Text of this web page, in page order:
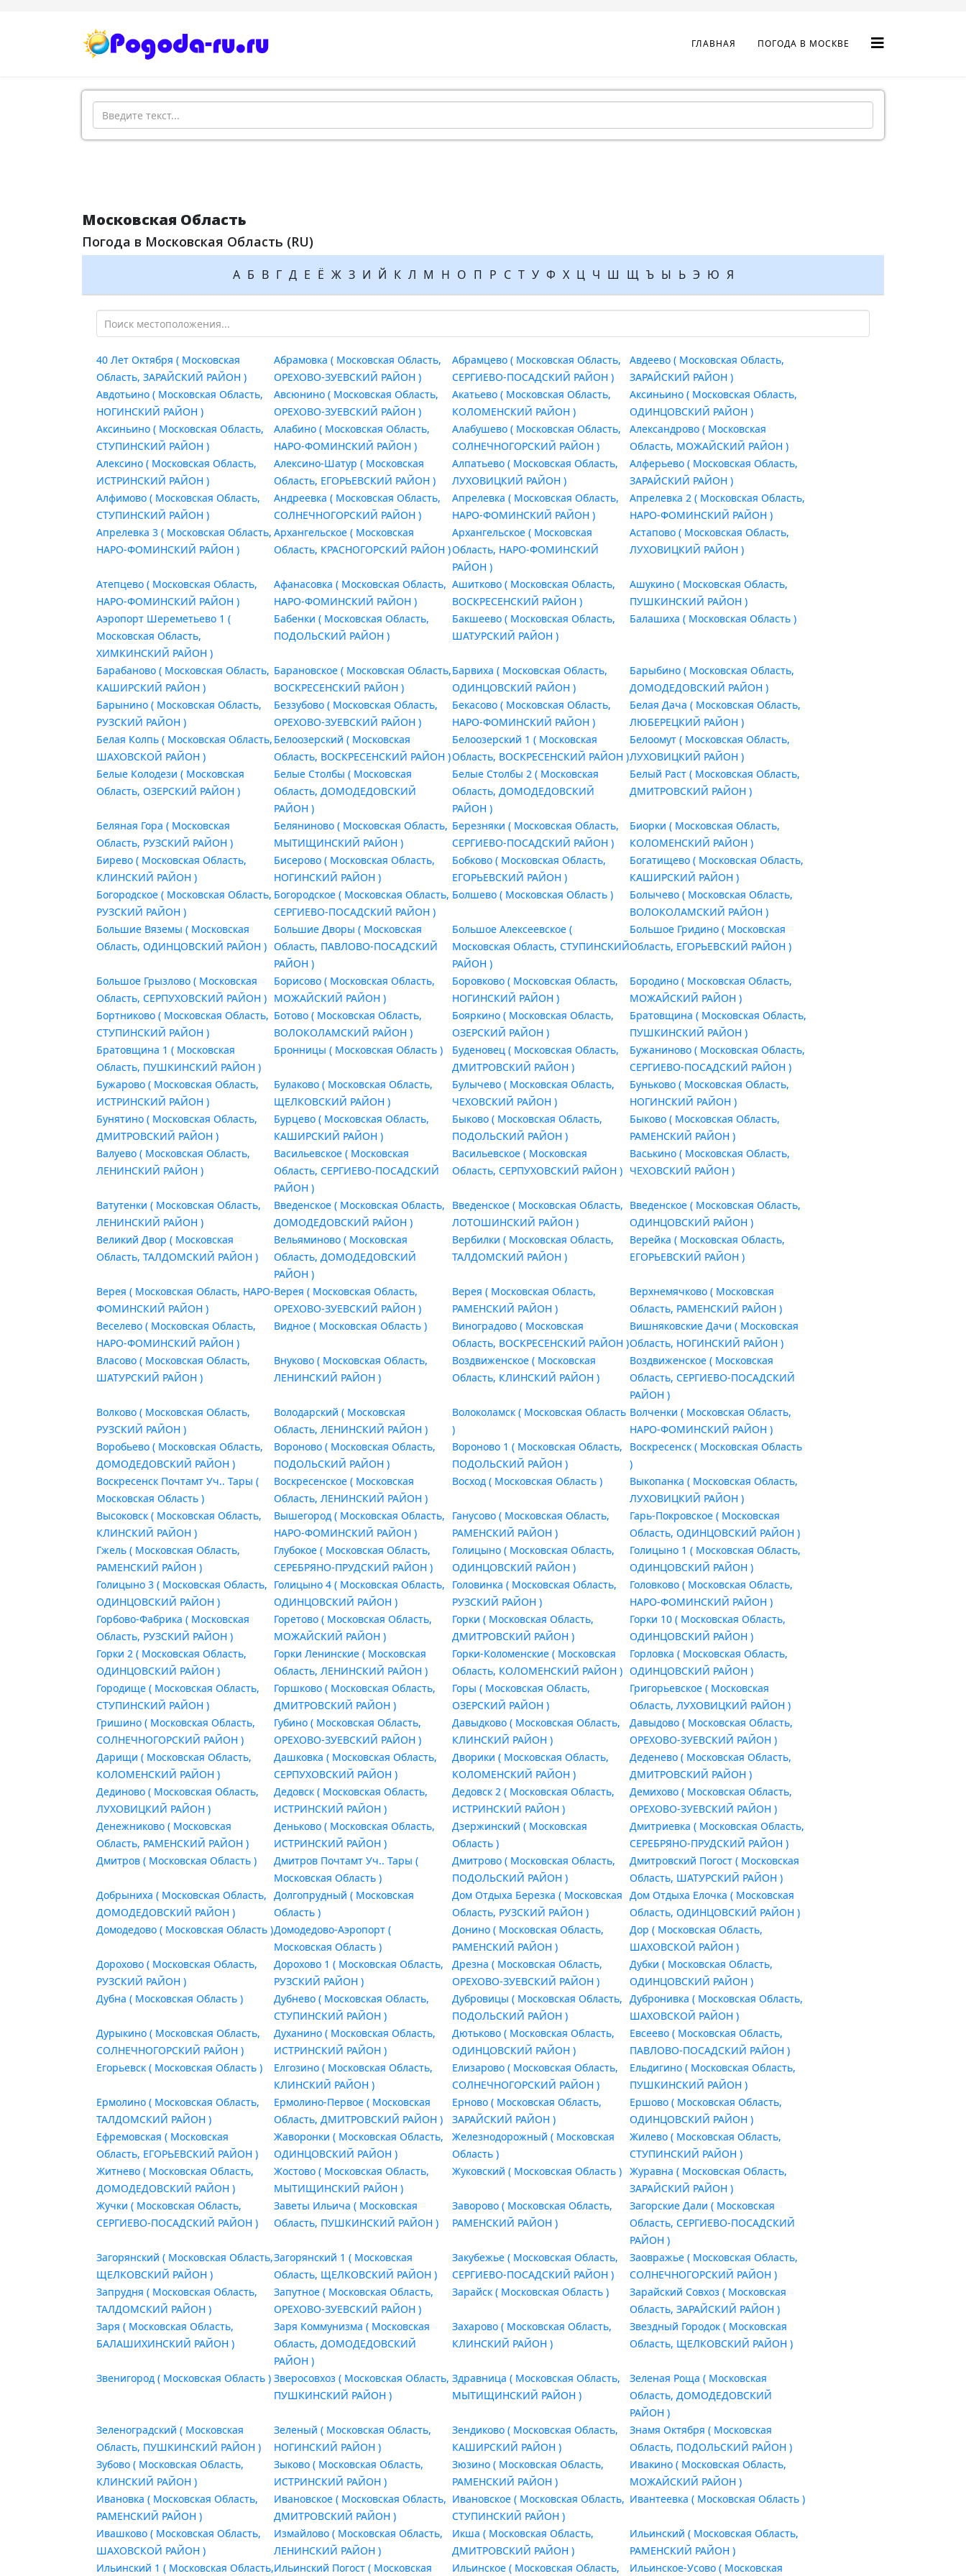
ГЛАВНАЯ ПОГОДА В МОСКВЕ
Поиск
Московская Область
Погода в Московская Область (RU)
А Б В Г Д Е Ё Ж З И Й К Л М Н О П Р С Т У Ф Х Ц Ч Ш Щ Ъ Ы Ь Э Ю Я
40 Лет Октября ( Московская
Область, ЗАРАЙСКИЙ РАЙОН )
Абрамовка ( Московская Область,
ОРЕХОВО-ЗУЕВСКИЙ РАЙОН )
Абрамцево ( Московская Область,
СЕРГИЕВО-ПОСАДСКИЙ РАЙОН )
Авдеево ( Московская Область,
ЗАРАЙСКИЙ РАЙОН )
Авдотьино ( Московская Область,
НОГИНСКИЙ РАЙОН )
Авсюнино ( Московская Область,
ОРЕХОВО-ЗУЕВСКИЙ РАЙОН )
Акатьево ( Московская Область,
КОЛОМЕНСКИЙ РАЙОН )
Аксиньино ( Московская Область,
ОДИНЦОВСКИЙ РАЙОН )
Аксиньино ( Московская Область,
СТУПИНСКИЙ РАЙОН )
Алабино ( Московская Область,
НАРО-ФОМИНСКИЙ РАЙОН )
Алабушево ( Московская Область,
СОЛНЕЧНОГОРСКИЙ РАЙОН )
Александрово ( Московская
Область, МОЖАЙСКИЙ РАЙОН )
Алексино ( Московская Область,
ИСТРИНСКИЙ РАЙОН )
Алексино-Шатур ( Московская
Область, ЕГОРЬЕВСКИЙ РАЙОН )
Алпатьево ( Московская Область,
ЛУХОВИЦКИЙ РАЙОН )
Алферьево ( Московская Область,
ЗАРАЙСКИЙ РАЙОН )
Алфимово ( Московская Область,
СТУПИНСКИЙ РАЙОН )
Андреевка ( Московская Область,
СОЛНЕЧНОГОРСКИЙ РАЙОН )
Апрелевка ( Московская Область,
НАРО-ФОМИНСКИЙ РАЙОН )
Апрелевка 2 ( Московская Область,
НАРО-ФОМИНСКИЙ РАЙОН )
Апрелевка 3 ( Московская Область,
НАРО-ФОМИНСКИЙ РАЙОН )
Архангельское ( Московская
Область, КРАСНОГОРСКИЙ РАЙОН )
Архангельское ( Московская
Область, НАРО-ФОМИНСКИЙ
РАЙОН )
Астапово ( Московская Область,
ЛУХОВИЦКИЙ РАЙОН )
Атепцево ( Московская Область,
НАРО-ФОМИНСКИЙ РАЙОН )
Афанасовка ( Московская Область,
НАРО-ФОМИНСКИЙ РАЙОН )
Ашитково ( Московская Область,
ВОСКРЕСЕНСКИЙ РАЙОН )
Ашукино ( Московская Область,
ПУШКИНСКИЙ РАЙОН )
Аэропорт Шереметьево 1 (
Московская Область,
ХИМКИНСКИЙ РАЙОН )
Бабенки ( Московская Область,
ПОДОЛЬСКИЙ РАЙОН )
Бакшеево ( Московская Область,
ШАТУРСКИЙ РАЙОН )
Балашиха ( Московская Область )
Барабаново ( Московская Область,
КАШИРСКИЙ РАЙОН )
Барановское ( Московская Область,
ВОСКРЕСЕНСКИЙ РАЙОН )
Барвиха ( Московская Область,
ОДИНЦОВСКИЙ РАЙОН )
Барыбино ( Московская Область,
ДОМОДЕДОВСКИЙ РАЙОН )
Барынино ( Московская Область,
РУЗСКИЙ РАЙОН )
Беззубово ( Московская Область,
ОРЕХОВО-ЗУЕВСКИЙ РАЙОН )
Бекасово ( Московская Область,
НАРО-ФОМИНСКИЙ РАЙОН )
Белая Дача ( Московская Область,
ЛЮБЕРЕЦКИЙ РАЙОН )
Белая Колпь ( Московская Область,
ШАХОВСКОЙ РАЙОН )
Белоозерский ( Московская
Область, ВОСКРЕСЕНСКИЙ РАЙОН )
Белоозерский 1 ( Московская
Область, ВОСКРЕСЕНСКИЙ РАЙОН )
Белоомут ( Московская Область,
ЛУХОВИЦКИЙ РАЙОН )
Белые Колодези ( Московская
Область, ОЗЕРСКИЙ РАЙОН )
Белые Столбы ( Московская
Область, ДОМОДЕДОВСКИЙ
РАЙОН )
Белые Столбы 2 ( Московская
Область, ДОМОДЕДОВСКИЙ
РАЙОН )
Белый Раст ( Московская Область,
ДМИТРОВСКИЙ РАЙОН )
Беляная Гора ( Московская
Область, РУЗСКИЙ РАЙОН )
Беляниново ( Московская Область,
МЫТИЩИНСКИЙ РАЙОН )
Березняки ( Московская Область,
СЕРГИЕВО-ПОСАДСКИЙ РАЙОН )
Биорки ( Московская Область,
КОЛОМЕНСКИЙ РАЙОН )
Бирево ( Московская Область,
КЛИНСКИЙ РАЙОН )
Бисерово ( Московская Область,
НОГИНСКИЙ РАЙОН )
Бобково ( Московская Область,
ЕГОРЬЕВСКИЙ РАЙОН )
Богатищево ( Московская Область,
КАШИРСКИЙ РАЙОН )
Богородское ( Московская Область,
РУЗСКИЙ РАЙОН )
Богородское ( Московская Область,
СЕРГИЕВО-ПОСАДСКИЙ РАЙОН )
Болшево ( Московская Область )
Болычево ( Московская Область,
ВОЛОКОЛАМСКИЙ РАЙОН )
Большие Вяземы ( Московская
Область, ОДИНЦОВСКИЙ РАЙОН )
Большие Дворы ( Московская
Область, ПАВЛОВО-ПОСАДСКИЙ
РАЙОН )
Большое Алексеевское (
Московская Область, СТУПИНСКИЙ
РАЙОН )
Большое Гридино ( Московская
Область, ЕГОРЬЕВСКИЙ РАЙОН )
Большое Грызлово ( Московская
Область, СЕРПУХОВСКИЙ РАЙОН )
Борисово ( Московская Область,
МОЖАЙСКИЙ РАЙОН )
Боровково ( Московская Область,
НОГИНСКИЙ РАЙОН )
Бородино ( Московская Область,
МОЖАЙСКИЙ РАЙОН )
Бортниково ( Московская Область,
СТУПИНСКИЙ РАЙОН )
Ботово ( Московская Область,
ВОЛОКОЛАМСКИЙ РАЙОН )
Бояркино ( Московская Область,
ОЗЕРСКИЙ РАЙОН )
Братовщина ( Московская Область,
ПУШКИНСКИЙ РАЙОН )
Братовщина 1 ( Московская
Область, ПУШКИНСКИЙ РАЙОН )
Бронницы ( Московская Область )
Буденовец ( Московская Область,
ДМИТРОВСКИЙ РАЙОН )
Бужаниново ( Московская Область,
СЕРГИЕВО-ПОСАДСКИЙ РАЙОН )
Бужарово ( Московская Область,
ИСТРИНСКИЙ РАЙОН )
Булаково ( Московская Область,
ЩЕЛКОВСКИЙ РАЙОН )
Булычево ( Московская Область,
ЧЕХОВСКИЙ РАЙОН )
Буньково ( Московская Область,
НОГИНСКИЙ РАЙОН )
Бунятино ( Московская Область,
ДМИТРОВСКИЙ РАЙОН )
Бурцево ( Московская Область,
КАШИРСКИЙ РАЙОН )
Быково ( Московская Область,
ПОДОЛЬСКИЙ РАЙОН )
Быково ( Московская Область,
РАМЕНСКИЙ РАЙОН )
Валуево ( Московская Область,
ЛЕНИНСКИЙ РАЙОН )
Васильевское ( Московская
Область, СЕРГИЕВО-ПОСАДСКИЙ
РАЙОН )
Васильевское ( Московская
Область, СЕРПУХОВСКИЙ РАЙОН )
Васькино ( Московская Область,
ЧЕХОВСКИЙ РАЙОН )
Ватутенки ( Московская Область,
ЛЕНИНСКИЙ РАЙОН )
Введенское ( Московская Область,
ДОМОДЕДОВСКИЙ РАЙОН )
Введенское ( Московская Область,
ЛОТОШИНСКИЙ РАЙОН )
Введенское ( Московская Область,
ОДИНЦОВСКИЙ РАЙОН )
Великий Двор ( Московская
Область, ТАЛДОМСКИЙ РАЙОН )
Вельяминово ( Московская
Область, ДОМОДЕДОВСКИЙ
РАЙОН )
Вербилки ( Московская Область,
ТАЛДОМСКИЙ РАЙОН )
Верейка ( Московская Область,
ЕГОРЬЕВСКИЙ РАЙОН )
Верея ( Московская Область, НАРО-
ФОМИНСКИЙ РАЙОН )
Верея ( Московская Область,
ОРЕХОВО-ЗУЕВСКИЙ РАЙОН )
Верея ( Московская Область,
РАМЕНСКИЙ РАЙОН )
Верхнемячково ( Московская
Область, РАМЕНСКИЙ РАЙОН )
Веселево ( Московская Область,
НАРО-ФОМИНСКИЙ РАЙОН )
Видное ( Московская Область )
Виноградово ( Московская
Область, ВОСКРЕСЕНСКИЙ РАЙОН )
Вишняковские Дачи ( Московская
Область, НОГИНСКИЙ РАЙОН )
Власово ( Московская Область,
ШАТУРСКИЙ РАЙОН )
Внуково ( Московская Область,
ЛЕНИНСКИЙ РАЙОН )
Воздвиженское ( Московская
Область, КЛИНСКИЙ РАЙОН )
Воздвиженское ( Московская
Область, СЕРГИЕВО-ПОСАДСКИЙ
РАЙОН )
Волково ( Московская Область,
РУЗСКИЙ РАЙОН )
Володарский ( Московская
Область, ЛЕНИНСКИЙ РАЙОН )
Волоколамск ( Московская Область
)
Волченки ( Московская Область,
НАРО-ФОМИНСКИЙ РАЙОН )
Воробьево ( Московская Область,
ДОМОДЕДОВСКИЙ РАЙОН )
Вороново ( Московская Область,
ПОДОЛЬСКИЙ РАЙОН )
Вороново 1 ( Московская Область,
ПОДОЛЬСКИЙ РАЙОН )
Воскресенск ( Московская Область
)
Воскресенск Почтамт Уч.. Тары (
Московская Область )
Воскресенское ( Московская
Область, ЛЕНИНСКИЙ РАЙОН )
Восход ( Московская Область )
Выкопанка ( Московская Область,
ЛУХОВИЦКИЙ РАЙОН )
Высоковск ( Московская Область,
КЛИНСКИЙ РАЙОН )
Вышегород ( Московская Область,
НАРО-ФОМИНСКИЙ РАЙОН )
Ганусово ( Московская Область,
РАМЕНСКИЙ РАЙОН )
Гарь-Покровское ( Московская
Область, ОДИНЦОВСКИЙ РАЙОН )
Гжель ( Московская Область,
РАМЕНСКИЙ РАЙОН )
Глубокое ( Московская Область,
СЕРЕБРЯНО-ПРУДСКИЙ РАЙОН )
Голицыно ( Московская Область,
ОДИНЦОВСКИЙ РАЙОН )
Голицыно 1 ( Московская Область,
ОДИНЦОВСКИЙ РАЙОН )
Голицыно 3 ( Московская Область,
ОДИНЦОВСКИЙ РАЙОН )
Голицыно 4 ( Московская Область,
ОДИНЦОВСКИЙ РАЙОН )
Головинка ( Московская Область,
РУЗСКИЙ РАЙОН )
Головково ( Московская Область,
НАРО-ФОМИНСКИЙ РАЙОН )
Горбово-Фабрика ( Московская
Область, РУЗСКИЙ РАЙОН )
Горетово ( Московская Область,
МОЖАЙСКИЙ РАЙОН )
Горки ( Московская Область,
ДМИТРОВСКИЙ РАЙОН )
Горки 10 ( Московская Область,
ОДИНЦОВСКИЙ РАЙОН )
Горки 2 ( Московская Область,
ОДИНЦОВСКИЙ РАЙОН )
Горки Ленинские ( Московская
Область, ЛЕНИНСКИЙ РАЙОН )
Горки-Коломенские ( Московская
Область, КОЛОМЕНСКИЙ РАЙОН )
Горловка ( Московская Область,
ОДИНЦОВСКИЙ РАЙОН )
Городище ( Московская Область,
СТУПИНСКИЙ РАЙОН )
Горшково ( Московская Область,
ДМИТРОВСКИЙ РАЙОН )
Горы ( Московская Область,
ОЗЕРСКИЙ РАЙОН )
Григорьевское ( Московская
Область, ЛУХОВИЦКИЙ РАЙОН )
Гришино ( Московская Область,
СОЛНЕЧНОГОРСКИЙ РАЙОН )
Губино ( Московская Область,
ОРЕХОВО-ЗУЕВСКИЙ РАЙОН )
Давыдково ( Московская Область,
КЛИНСКИЙ РАЙОН )
Давыдово ( Московская Область,
ОРЕХОВО-ЗУЕВСКИЙ РАЙОН )
Дарищи ( Московская Область,
КОЛОМЕНСКИЙ РАЙОН )
Дашковка ( Московская Область,
СЕРПУХОВСКИЙ РАЙОН )
Дворики ( Московская Область,
КОЛОМЕНСКИЙ РАЙОН )
Деденево ( Московская Область,
ДМИТРОВСКИЙ РАЙОН )
Дединово ( Московская Область,
ЛУХОВИЦКИЙ РАЙОН )
Дедовск ( Московская Область,
ИСТРИНСКИЙ РАЙОН )
Дедовск 2 ( Московская Область,
ИСТРИНСКИЙ РАЙОН )
Демихово ( Московская Область,
ОРЕХОВО-ЗУЕВСКИЙ РАЙОН )
Денежниково ( Московская
Область, РАМЕНСКИЙ РАЙОН )
Деньково ( Московская Область,
ИСТРИНСКИЙ РАЙОН )
Дзержинский ( Московская
Область )
Дмитриевка ( Московская Область,
СЕРЕБРЯНО-ПРУДСКИЙ РАЙОН )
Дмитров ( Московская Область )
Дмитров Почтамт Уч.. Тары (
Московская Область )
Дмитрово ( Московская Область,
ПОДОЛЬСКИЙ РАЙОН )
Дмитровский Погост ( Московская
Область, ШАТУРСКИЙ РАЙОН )
Добрыниха ( Московская Область,
ДОМОДЕДОВСКИЙ РАЙОН )
Долгопрудный ( Московская
Область )
Дом Отдыха Березка ( Московская
Область, РУЗСКИЙ РАЙОН )
Дом Отдыха Елочка ( Московская
Область, ОДИНЦОВСКИЙ РАЙОН )
Домодедово ( Московская Область )Домодедово-Аэропорт (
Московская Область )
Донино ( Московская Область,
РАМЕНСКИЙ РАЙОН )
Дор ( Московская Область,
ШАХОВСКОЙ РАЙОН )
Дорохово ( Московская Область,
РУЗСКИЙ РАЙОН )
Дорохово 1 ( Московская Область,
РУЗСКИЙ РАЙОН )
Дрезна ( Московская Область,
ОРЕХОВО-ЗУЕВСКИЙ РАЙОН )
Дубки ( Московская Область,
ОДИНЦОВСКИЙ РАЙОН )
Дубна ( Московская Область )
Дубнево ( Московская Область,
СТУПИНСКИЙ РАЙОН )
Дубровицы ( Московская Область,
ПОДОЛЬСКИЙ РАЙОН )
Дубронивка ( Московская Область,
ШАХОВСКОЙ РАЙОН )
Дурыкино ( Московская Область,
СОЛНЕЧНОГОРСКИЙ РАЙОН )
Духанино ( Московская Область,
ИСТРИНСКИЙ РАЙОН )
Дютьково ( Московская Область,
ОДИНЦОВСКИЙ РАЙОН )
Евсеево ( Московская Область,
ПАВЛОВО-ПОСАДСКИЙ РАЙОН )
Егорьевск ( Московская Область )
Елгозино ( Московская Область,
КЛИНСКИЙ РАЙОН )
Елизарово ( Московская Область,
СОЛНЕЧНОГОРСКИЙ РАЙОН )
Ельдигино ( Московская Область,
ПУШКИНСКИЙ РАЙОН )
Ермолино ( Московская Область,
ТАЛДОМСКИЙ РАЙОН )
Ермолино-Первое ( Московская
Область, ДМИТРОВСКИЙ РАЙОН )
Ерново ( Московская Область,
ЗАРАЙСКИЙ РАЙОН )
Ершово ( Московская Область,
ОДИНЦОВСКИЙ РАЙОН )
Ефремовская ( Московская
Область, ЕГОРЬЕВСКИЙ РАЙОН )
Жаворонки ( Московская Область,
ОДИНЦОВСКИЙ РАЙОН )
Железнодорожный ( Московская
Область )
Жилево ( Московская Область,
СТУПИНСКИЙ РАЙОН )
Житнево ( Московская Область,
ДОМОДЕДОВСКИЙ РАЙОН )
Жостово ( Московская Область,
МЫТИЩИНСКИЙ РАЙОН )
Жуковский ( Московская Область )
Журавна ( Московская Область,
ЗАРАЙСКИЙ РАЙОН )
Жучки ( Московская Область,
СЕРГИЕВО-ПОСАДСКИЙ РАЙОН )
Заветы Ильича ( Московская
Область, ПУШКИНСКИЙ РАЙОН )
Заворово ( Московская Область,
РАМЕНСКИЙ РАЙОН )
Загорские Дали ( Московская
Область, СЕРГИЕВО-ПОСАДСКИЙ
РАЙОН )
Загорянский ( Московская Область,
ЩЕЛКОВСКИЙ РАЙОН )
Загорянский 1 ( Московская
Область, ЩЕЛКОВСКИЙ РАЙОН )
Закубежье ( Московская Область,
СЕРГИЕВО-ПОСАДСКИЙ РАЙОН )
Заовражье ( Московская Область,
СОЛНЕЧНОГОРСКИЙ РАЙОН )
Запрудня ( Московская Область,
ТАЛДОМСКИЙ РАЙОН )
Запутное ( Московская Область,
ОРЕХОВО-ЗУЕВСКИЙ РАЙОН )
Зарайск ( Московская Область )
Зарайский Совхоз ( Московская
Область, ЗАРАЙСКИЙ РАЙОН )
Заря ( Московская Область,
БАЛАШИХИНСКИЙ РАЙОН )
Заря Коммунизма ( Московская
Область, ДОМОДЕДОВСКИЙ
РАЙОН )
Захарово ( Московская Область,
КЛИНСКИЙ РАЙОН )
Звездный Городок ( Московская
Область, ЩЕЛКОВСКИЙ РАЙОН )
Звенигород ( Московская Область ) Зверосовхоз ( Московская Область,
ПУШКИНСКИЙ РАЙОН )
Здравница ( Московская Область,
МЫТИЩИНСКИЙ РАЙОН )
Зеленая Роща ( Московская
Область, ДОМОДЕДОВСКИЙ
РАЙОН )
Зеленоградский ( Московская
Область, ПУШКИНСКИЙ РАЙОН )
Зеленый ( Московская Область,
НОГИНСКИЙ РАЙОН )
Зендиково ( Московская Область,
КАШИРСКИЙ РАЙОН )
Знамя Октября ( Московская
Область, ПОДОЛЬСКИЙ РАЙОН )
Зубово ( Московская Область,
КЛИНСКИЙ РАЙОН )
Зыково ( Московская Область,
ИСТРИНСКИЙ РАЙОН )
Зюзино ( Московская Область,
РАМЕНСКИЙ РАЙОН )
Ивакино ( Московская Область,
МОЖАЙСКИЙ РАЙОН )
Ивановка ( Московская Область,
РАМЕНСКИЙ РАЙОН )
Ивановское ( Московская Область,
ДМИТРОВСКИЙ РАЙОН )
Ивановское ( Московская Область,
СТУПИНСКИЙ РАЙОН )
Ивантеевка ( Московская Область )
Ивашково ( Московская Область,
ШАХОВСКОЙ РАЙОН )
Измайлово ( Московская Область,
ЛЕНИНСКИЙ РАЙОН )
Икша ( Московская Область,
ДМИТРОВСКИЙ РАЙОН )
Ильинский ( Московская Область,
РАМЕНСКИЙ РАЙОН )
Ильинский 1 ( Московская Область,Ильинский Погост ( Московская Ильинское ( Московская Область, Ильинское-Усово ( Московская